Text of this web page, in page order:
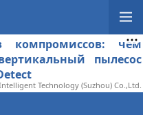
компромиссов: чем
пылесос
Technology (Suzhou) Co.,Ltd.